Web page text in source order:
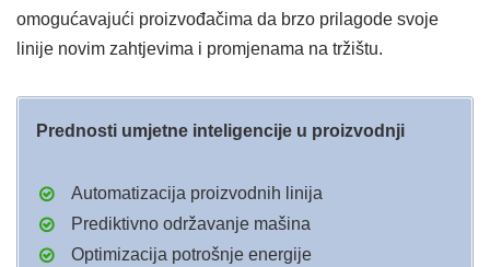
omogućavajući proizvođačima da brzo prilagode svoje
linije novim zahtjevima i promjenama na tržištu.
Prednosti umjetne inteligencije u proizvodnji
Automatizacija proizvodnih linija
Prediktivno održavanje mašina
Optimizacija potrošnje energije